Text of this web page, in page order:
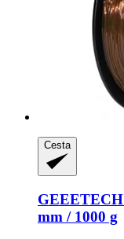
Cesta
GEEETECH
mm / 1000 g